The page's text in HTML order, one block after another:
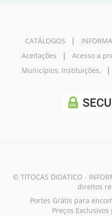
CATÁLOGOS |
Aceitações | Acesso a
Municípios, Instituições,|
© TITOCAS DIDATICO -
direitos
Portes Grátis para
Preços